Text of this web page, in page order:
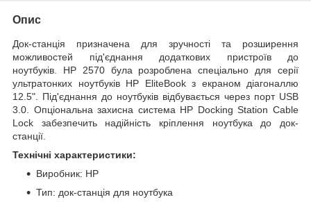
Опис
Док-станція призначена для зручності та розширення
можливостей під'єднання додаткових пристроїв до
ноутбуків. HP 2570 була розроблена спеціально для серії
ультратонких ноутбуків HP EliteBook з екраном діагоналлю
12.5". Під'єднання до ноутбуків відбувається через порт USB
3.0. Опціональна захисна система HP Docking Station Cable
Lock забезпечить надійність кріплення ноутбука до док-
станції.
Технічні характеристики:
Виробник: HP
Тип: док-станція для ноутбука